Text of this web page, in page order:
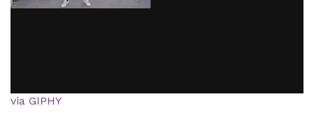
via GIPHY